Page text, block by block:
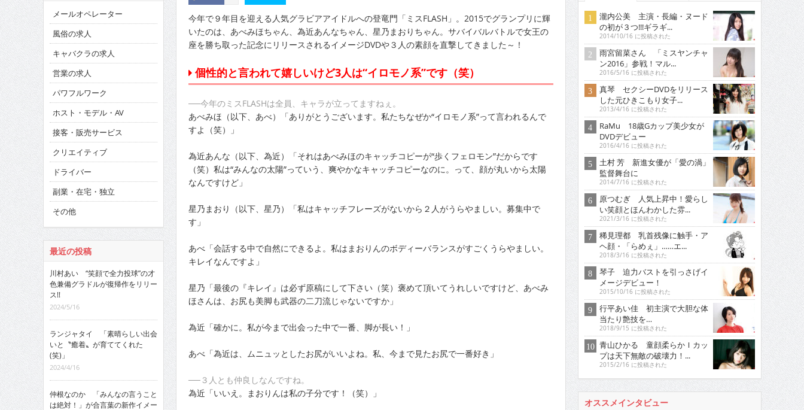
今年で９年目を迎える人気グラビアアイドルへの登竜門「ミスFLASH」。2015でグランプリに輝
いたのは、あべみほちゃん、為近あんなちゃん、星乃まおりちゃん。サバイバルバトルで女王の
座を勝ち取った記念にリリースされるイメージDVDや３人の素顔を直撃してきました～！
個性的と言われて嬉しいけど3人は“イロモノ系”です（笑）
──今年のミスFLASHは全員、キャラが立ってますねぇ。
あべみほ（以下、あべ）「ありがとうございます。私たちなぜか“イロモノ系”って言われるんで
すよ（笑）」
為近あんな（以下、為近）「それはあべみほのキャッチコピーが“歩くフェロモン”だからです
（笑）私は“みんなの太陽”っていう、爽やかなキャッチコピーなのに。って、顔が丸いから太陽
なんですけど」
星乃まおり（以下、星乃）「私はキャッチフレーズがないから２人がうらやましい。募集中で
す」
あべ「会話する中で自然にできるよ。私はまおりんのボディーバランスがすごくうらやましい。
キレイなんですよ」
星乃「最後の『キレイ』は必ず原稿にして下さい（笑）褒めて頂いてうれしいですけど、あべみ
ほさんは、お尻も美脚も武器の二刀流じゃないですか」
為近「確かに。私が今まで出会った中で一番、脚が長い！」
あべ「為近は、ムニュッとしたお尻がいいよね。私、今まで見たお尻で一番好き」
──３人とも仲良しなんですね。
為近「いいえ。まおりんは私の子分です！（笑）」
メールオペレーター
風俗の求人
キャバクラの求人
営業の求人
パワフルワーク
ホスト・モデル・AV
接客・販売サービス
クリエイティブ
ドライバー
副業・在宅・独立
その他
最近の投稿
川村あい “笑顔で全力投球”の才
色兼備グラドルが復帰作をリリー
ス!!
2024/5/16
ランジャタイ 「素晴らしい出会
いと〝癒着〟が育ててくれた
(笑)」
2024/4/16
仲根なのか 「みんなの言うこと
は絶対！」が合言葉の新作イメー
瀧内公美 主演・長編・ヌード
の初が３つ!!!ギラギ...
2014/10/16 に投稿された
雨宮留菜さん 「ミスヤンチャ
ン2016」参戦！マル...
2016/5/16 に投稿された
真琴 セクシーDVDをリリース
した元ひきこもり女子...
2013/4/16 に投稿された
RaMu 18歳Gカップ美少女が
DVDデビュー
2016/4/16 に投稿された
土村 芳 新進女優が「愛の渦」
監督舞台に
2014/7/16 に投稿された
原つむぎ 人気上昇中！愛らし
い笑顔とほんわかした雰...
2021/3/16 に投稿された
稀見理都 乳首残像に触手・ア
ヘ顔・「らめぇ」……エ...
2018/3/16 に投稿された
琴子 迫力バストを引っさげイ
メージデビュー！
2015/10/16 に投稿された
行平あい佳 初主演で大胆な体
当たり艶技を…
2018/9/15 に投稿された
青山ひかる 童顔柔らかＩカッ
プは天下無敵の破壊力！...
2015/2/16 に投稿された
オススメインタビュー